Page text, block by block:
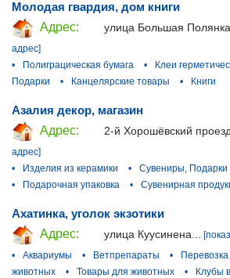
Молодая гвардия, дом книги
Адрес:
улица Большая
адрес]
•
Полиграцическая бумага • Клеи
Подарки
• Канцелярские товары • Книги
Азалия декор, магазин
Адрес:
2-й Хорошёвский
адрес]
•
Изделия из керамики • Сувениры, Подарки
•
Подарочная упаковка • Сувенирная
Ахатинка, уголок экзотики
Адрес:
улица Куусинена...
•
Аквариумы • Ветпрепараты •
животных
• Товары для животных •
Клубы